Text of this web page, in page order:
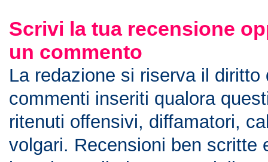
Scrivi la tua recensione
un commento
La redazione si riserva il diritto
commenti inseriti qualora
ritenuti offensivi, diffamatori,
volgari. Recensioni ben scritte